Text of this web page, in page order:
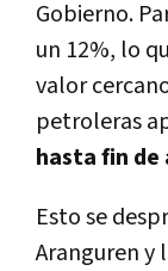
Gobierno.
un 12%, lo
valor
petroleras
hasta fin de
Esto se
Aranguren y